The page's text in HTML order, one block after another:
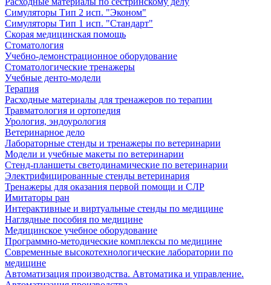
Симуляторы Тип 2 исп. "Эконом"
Симуляторы Тип 1 исп. "Стандарт"
Скорая медицинская помощь
Стоматология
Учебно-демонстрационное оборудование
Стоматологические тренажеры
Учебные денто-модели
Терапия
Расходные материалы для тренажеров по терапии
Травматология и ортопедия
Урология, эндоурология
Ветеринарное дело
Лабораторные стенды и тренажеры по ветеринарии
Модели и учебные макеты по ветеринарии
Стенд-планшеты светодинамические по ветеринарии
Электрифицированные стенды ветеринария
Тренажеры для оказания первой помощи и СЛР
Имитаторы ран
Интерактивные и виртуальные стенды по медицине
Наглядные пособия по медицине
Медицинское учебное оборудование
Программно-методические комплексы по медицине
Современные высокотехнологические лаборатории по
медицине
Автоматизация производства. Автоматика и управление.